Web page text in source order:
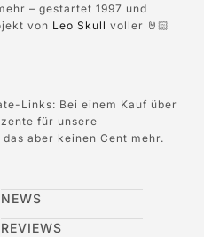
– gestartet 1997 und
von Leo Skull voller 🤘🏻
Links: Bei einem Kauf über
für unsere
aber keinen Cent mehr.
NEWS
REVIEWS